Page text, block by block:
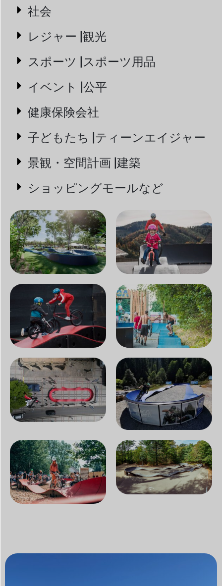
社会
レジャー |観光
スポーツ |スポーツ用品
イベント |公平
健康保険会社
子どもたち |ティーンエイジャー
景観・空間計画 |建築
ショッピングモールなど